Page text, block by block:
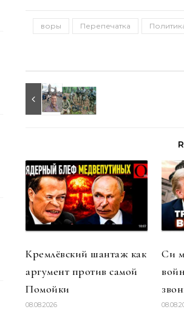
воры Перепечатка
Кремлёвский шантаж как
аргумент против самой
Помойки
08.08.2026
Си